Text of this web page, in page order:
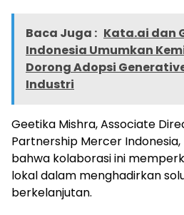
Baca Juga : Kata.ai dan
Indonesia Umumkan
Dorong Adopsi
Industri
Geetika Mishra, Associate
Partnership Mercer
bahwa kolaborasi ini
lokal dalam menghadirkan
berkelanjutan.